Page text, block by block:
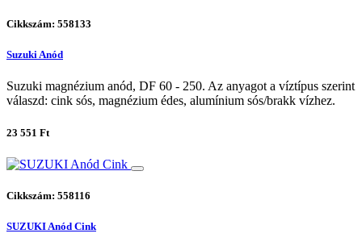
Cikkszám: 558133
Suzuki Anód
Suzuki magnézium anód, DF 60 - 250. Az anyagot a víztípus szerint
válaszd: cink sós, magnézium édes, alumínium sós/brakk vízhez.
23 551 Ft
Cikkszám: 558116
SUZUKI Anód Cink